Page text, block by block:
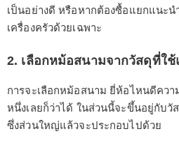
เป็นอย่างดี หรือหากต้องซื้อแยกแนะน
เครื่องครัวด้วยเฉพาะ
2. เลือกหม้อสนามจากวัสดุที่ใ
การจะเลือกหม้อสนาม ยี่ห้อไหนดีคว
หนึ่งเลยก็ว่าได้ ในส่วนนี้จะขึ้นอยู่กับ
ซึ่งส่วนใหญ่แล้วจะประกอบไปด้วย